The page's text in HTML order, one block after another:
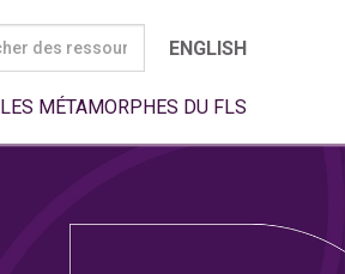
ENGLISH
LES MÉTAMORPHES DU FLS